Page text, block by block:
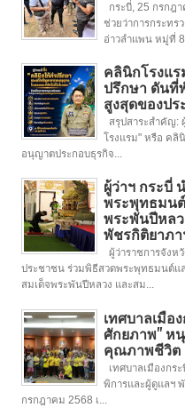
กระบี่, 25 กรกฎ
ช่วยว่าการกระทร
อ่าวลำแพน หมู่ที่ 8
คลินิกโรงแ
ปรึกษา ดันที่
สูงสุดของปร
สรุปสาระสำคัญ:
โรงแรม" หรือ คลิ
อนุญาตประกอบธุรกิจ...
ผู้ว่าฯ กระบี่
พระพุทธมน
พระพันปีหลว
พัชรกิติยาภ
ผู้ว่าราชการจังห
ประชาชน ร่วมพิธีสวดพระพุทธมนต์แ
สมเด็จพระพันปีหลวง และสม...
เทศบาลเมือ
ศักยภาพ" ห
คุณภาพชีวิต
เทศบาลเมืองกร
พิการและผู้ดูแลฯ
กรกฎาคม 2568 เ...